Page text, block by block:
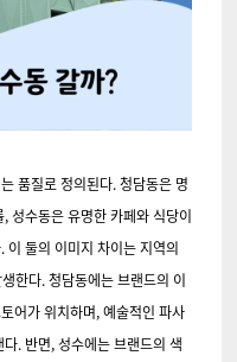
품질로 정의된다.청담동은 명
성수동은 유명한 카페와 식당이
이 둘의 이미지 차이는 지역의
한다. 청담동에는 브랜드의 이
어가 위치하며, 예술적인 파사
. 반면, 성수에는 브랜드의 색